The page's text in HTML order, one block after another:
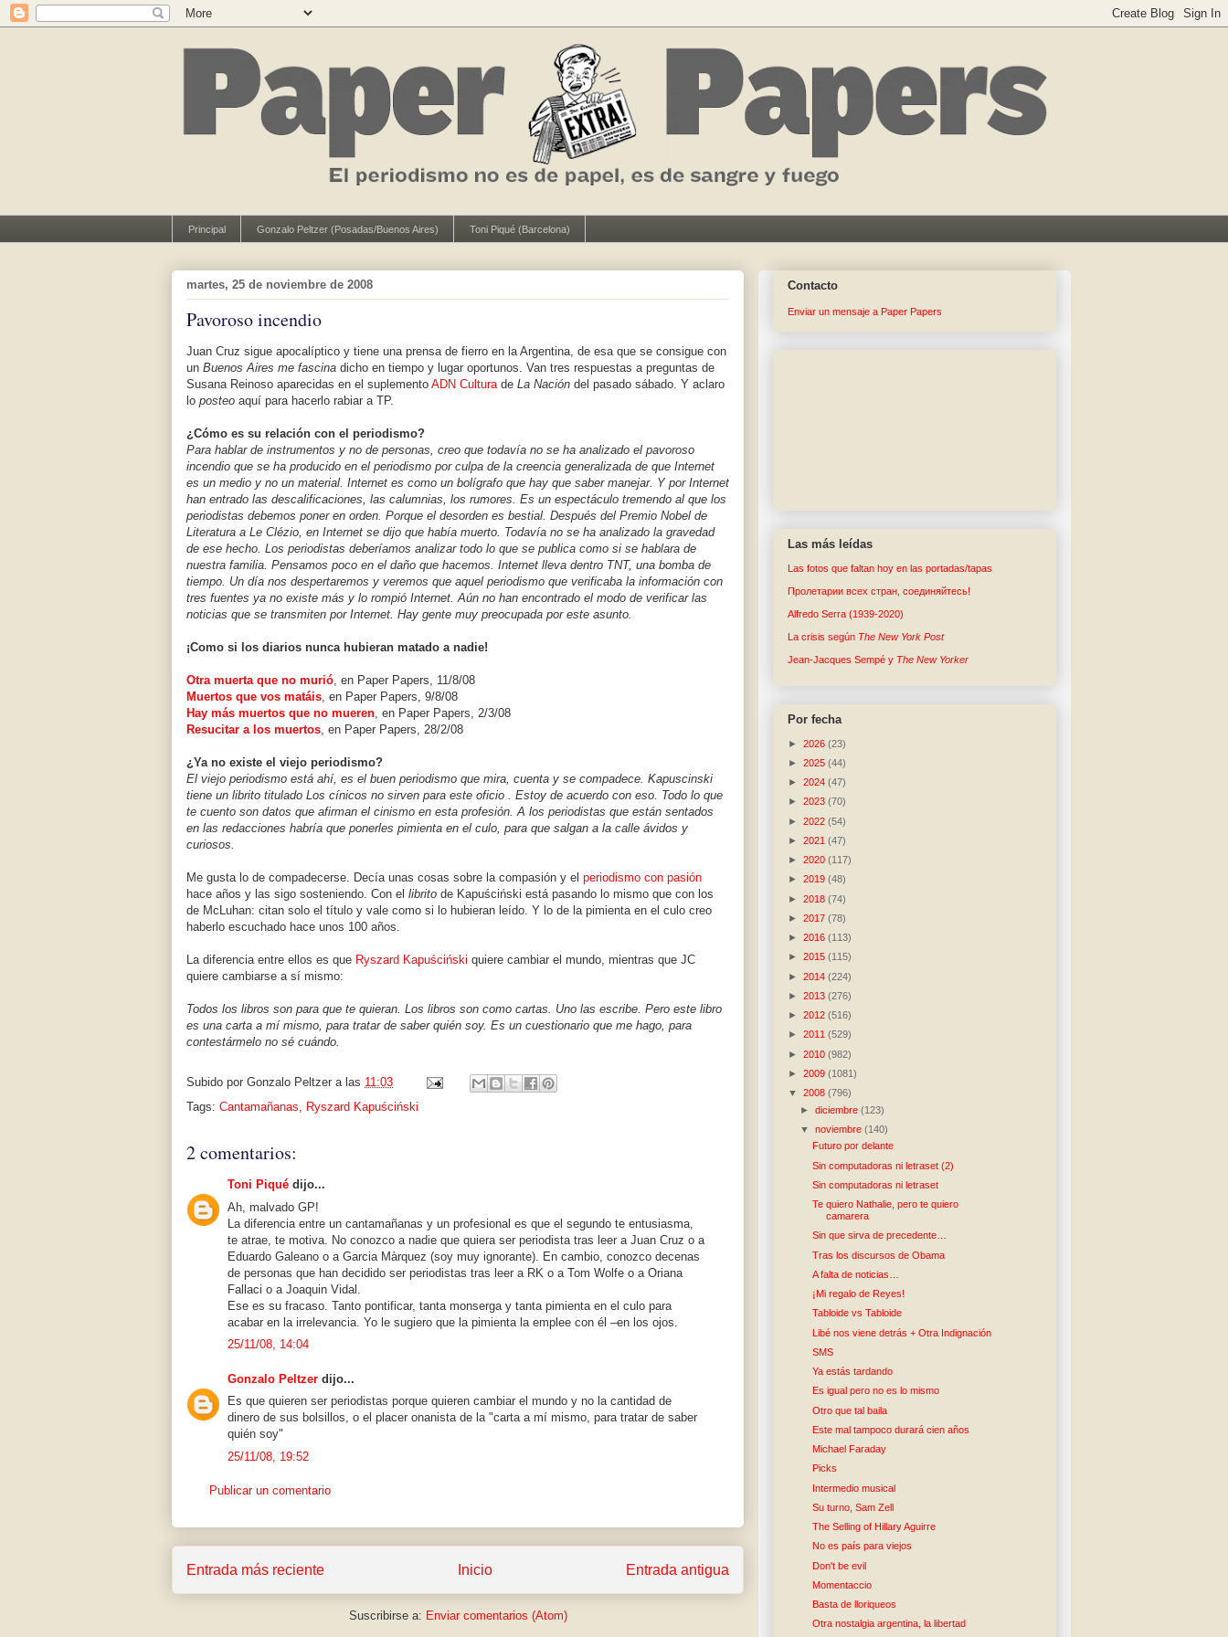
Principal Gonzalo Peltzer (Posadas/Buenos Aires) Toni Piqué (Barcelona)
martes, 25 de noviembre de 2008
Pavoroso incendio
Juan Cruz sigue apocalíptico y tiene una prensa de fierro en la Argentina, de esa que se consigue con
un Buenos Aires me fascina dicho en tiempo y lugar oportunos. Van tres respuestas a preguntas de
Susana Reinoso aparecidas en el suplemento ADN Culturade La Nación del pasado sábado. Y aclaro
lo posteo aquí para hacerlo rabiar a TP.
¿Cómo es su relación con el periodismo?
Para hablar de instrumentos y no de personas, creo que todavía no se ha analizado el pavoroso
incendio que se ha producido en el periodismo por culpa de la creencia generalizada de que Internet
es un medio y no un material. Internet es como un bolígrafo que hay que saber manejar. Y por Internet
han entrado las descalificaciones, las calumnias, los rumores. Es un espectáculo tremendo al que los
periodistas debemos poner en orden. Porque el desorden es bestial. Después del Premio Nobel de
Literatura a Le Clézio, en Internet se dijo que había muerto. Todavía no se ha analizado la gravedad
de ese hecho. Los periodistas deberíamos analizar todo lo que se publica como si se hablara de
nuestra familia. Pensamos poco en el daño que hacemos. Internet lleva dentro TNT, una bomba de
tiempo. Un día nos despertaremos y veremos que aquel periodismo que verificaba la información con
tres fuentes ya no existe más y lo rompió Internet. Aún no han encontrado el modo de verificar las
noticias que se transmiten por Internet. Hay gente muy preocupada por este asunto.
¡Como si los diarios nunca hubieran matado a nadie!
Otra muerta que no murió, en Paper Papers, 11/8/08
Muertos que vos matáis, en Paper Papers, 9/8/08
Hay más muertos que no mueren, en Paper Papers, 2/3/08
Resucitar a los muertos, en Paper Papers, 28/2/08
¿Ya no existe el viejo periodismo?
El viejo periodismo está ahí, es el buen periodismo que mira, cuenta y se compadece. Kapuscinski
tiene un librito titulado Los cínicos no sirven para este oficio . Estoy de acuerdo con eso. Todo lo que
te cuento son datos que afirman el cinismo en esta profesión. A los periodistas que están sentados
en las redacciones habría que ponerles pimienta en el culo, para que salgan a la calle ávidos y
curiosos.
Me gusta lo de compadecerse. Decía unas cosas sobre la compasión y el periodismo con pasión
hace años y las sigo sosteniendo. Con el librito de Kapuściński está pasando lo mismo que con los
de McLuhan: citan solo el título y vale como si lo hubieran leído. Y lo de la pimienta en el culo creo
haberlo escuchado hace unos 100 años.
La diferencia entre ellos es que Ryszard Kapuściński quiere cambiar el mundo, mientras que JC
quiere cambiarse a sí mismo:
Todos los libros son para que te quieran. Los libros son como cartas. Uno las escribe. Pero este libro
es una carta a mí mismo, para tratar de saber quién soy. Es un cuestionario que me hago, para
contestármelo no sé cuándo.
Subido por Gonzalo Peltzer a las 11:03
Tags: Cantamañanas, Ryszard Kapuściński
2 comentarios:
Toni Piqué dijo...
Ah, malvado GP!
La diferencia entre un cantamañanas y un profesional es que el segundo te entusiasma,
te atrae, te motiva. No conozco a nadie que quiera ser periodista tras leer a Juan Cruz o a
Eduardo Galeano o a Garcia Màrquez (soy muy ignorante). En cambio, conozco decenas
de personas que han decidido ser periodistas tras leer a RK o a Tom Wolfe o a Oriana
Fallaci o a Joaquin Vidal.
Ese es su fracaso. Tanto pontificar, tanta monserga y tanta pimienta en el culo para
acabar en la irrelevancia. Yo le sugiero que la pimienta la emplee con él –en los ojos.
25/11/08, 14:04
Gonzalo Peltzer dijo...
Es que quieren ser periodistas porque quieren cambiar el mundo y no la cantidad de
dinero de sus bolsillos, o el placer onanista de la "carta a mí mismo, para tratar de saber
quién soy"
25/11/08, 19:52
Publicar un comentario
Entrada más reciente Entrada antigua
Inicio
Suscribirse a: Enviar comentarios (Atom)
Contacto
Enviar un mensaje a Paper Papers
Las más leídas
Las fotos que faltan hoy en las portadas/tapas
Пролетарии всех стран, соединяйтесь!
Alfredo Serra (1939-2020)
La crisis según The New York Post
Jean-Jacques Sempé y The New Yorker
Por fecha
► 2026 (23)
► 2025 (44)
► 2024 (47)
► 2023 (70)
► 2022 (54)
► 2021 (47)
► 2020 (117)
► 2019 (48)
► 2018 (74)
► 2017 (78)
► 2016 (113)
► 2015 (115)
► 2014 (224)
► 2013 (276)
► 2012 (516)
► 2011 (529)
► 2010 (982)
► 2009 (1081)
▼ 2008 (796)
►diciembre(123)
▼noviembre(140)
Futuro por delante
Sin computadoras ni letraset (2)
Sin computadoras ni letraset
Te quiero Nathalie, pero te quiero
camarera
Sin que sirva de precedente…
Tras los discursos de Obama
A falta de noticias…
¡Mi regalo de Reyes!
Tabloide vs Tabloide
Libé nos viene detrás + Otra Indignación
SMS
Ya estás tardando
Es igual pero no es lo mismo
Otro que tal baila
Este mal tampoco durará cien años
Michael Faraday
Picks
Intermedio musical
Su turno, Sam Zell
The Selling of Hillary Aguirre
No es país para viejos
Don't be evil
Momentaccio
Basta de lloriqueos
Otra nostalgia argentina, la libertad